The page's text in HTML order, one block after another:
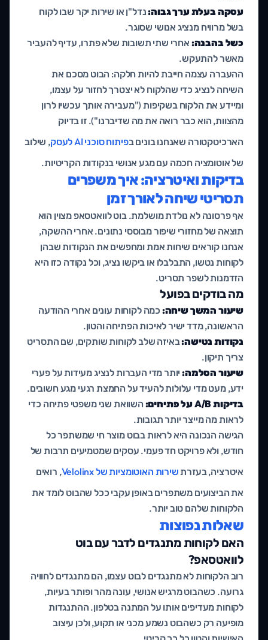
עסקה בעלת ערך גבוה:נדל"ן או שירות יקר שבו לקוח
בשל מרוויח מנציג אנושי שסוגר.
כשל בהבנה: אחרי שתי תשובות שלא פתרו, עדיף להעביר
מאשר להתעקש.
ההעברה עצמה חייבת להיות חלקה: הבוט מסכם את
השיחה לנציג כדי שהלקוח לא יצטרך לחזור על עצמו,
ומיידע את הלקוח בשקיפות ("מעבירה אותך עכשיו לרון
מהצוות, הוא כבר רואה את מה שדיברנו"). זו בדיוק
הארכיטקטורה שאנחנו בונים בפיתוח סוכני AI לעסק
, שילוב
של אוטומציה חכמה עם מגע אנושי בנקודות הקריטיות.
בדיקות ואיטרציה: איך משפרים
תסריטי שיחה לאורך זמן
אף פרסונה לא נולדת מושלמת. בוט לוואטסאפ מצוין הוא
תוצאה של מחזורי שיפור מבוססי נתונים. אחרי ההשקה,
אנחנו קוראים שיחות אמת ומחפשים את הנקודות שבהן
לקוחות נטשו, התבלבלו או ביקשו נציג, וכל נקודה כזו היא
הזדמנות לשפר תסריט.
מה בודקים בפועל
שיעור המשך שיחה: כמה לקוחות עונים אחרי ההודעה
הראשונה, מדד ישיר לאיכות הפתיחה והטון.
נקודות נטישה:באיזה שלב לקוחות שותקים, שם התסריט
צריך תיקון.
שיעור הסלמה:יותר מדי העברות לנציג מעידות על פערי
ידע, מעט מדי עלולות להעיד על החמצת רגעי מגע חשובים.
בדיקות A/B על פתיחים:
השוואת שני משפטי פתיחה כדי
לראות מה מייצר יותר תגובות.
הגישה הנכונה היא לראות בבוט מוצר חי שמשתפר כל
חודש, ולא פרויקט חד פעמי. עסקים שמטמיעים תרבות של
איטרציה, בעזרתשירות האוטומציות של Velolinx
, רואים
את הביצועים משתפרים באופן עקבי ככל שהבוט לומד את
הלקוחות שלהם טוב יותר.
שאלות נפוצות
האם לקוחות מתנגדים לדבר עם בוט
לוואטסאפ?
רוב הלקוחות לא מתנגדים לבוט עצמו, הם מתנגדים לחוויה
גרועה. כשהבוט מרגיש אנושי, עונה מהר ופותר בעיות,
לקוחות מעדיפים אותו על המתנה בטלפון. ההתנגדות
מופיעה רק כשהבוט נשמע מכני או תקוע, ולכן עיצוב